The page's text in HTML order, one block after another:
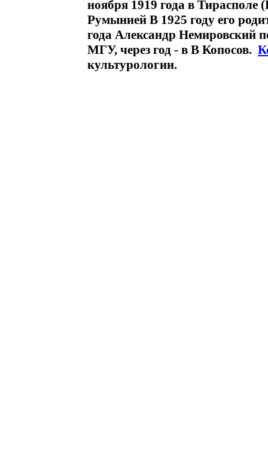
ноября 1919 года в Тирасполе
Румынией В 1925 году его
года Александр Немировский
МГУ, через год - в В Копосов.
культурологии.